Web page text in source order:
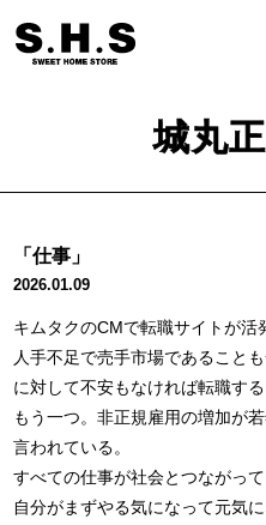
城丸
「仕事」
2026.01.09
キムタクのCMで転職サイトが活
人手不足で売手市場であること
に対して不安もなければ転職す
もう一つ。非正規雇用の増加が
言われている。
すべての仕事が社会とつながって
自分がまずやる気になって元気